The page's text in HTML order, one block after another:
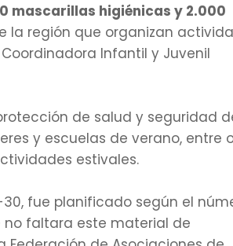
mascarillas higiénicas y 2.000
la región que organizan
Infantil y Juvenil
de salud y seguridad
y escuelas de verano, entre
estivales.
30, fue planificado según el
no faltara este material de